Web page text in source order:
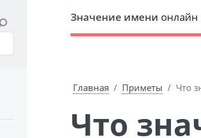
Значение имени онлайн
Главная Приметы Что
Что значит, если случилось